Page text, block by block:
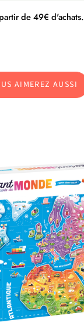
de 49€ d'achats.
AIMEREZ AUSSI